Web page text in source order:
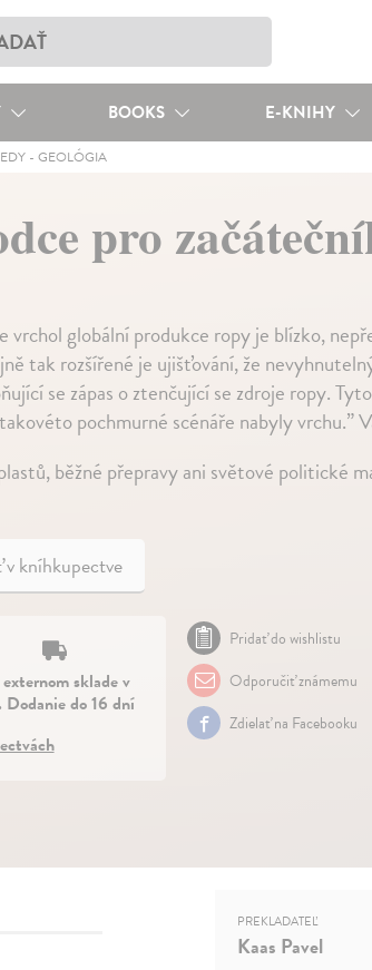
BOOKS E-KNIHY
- GEOLÓGIA
pro
vrchol globální produkce ropy je blízko,
tak rozšířené je ujišťování, že
se zápas o ztenčující se zdroje ropy.
pochmurné scénáře nabyly vrchu.”
běžné přepravy ani světové politické
v kníhkupectve
sklade v
Dodanie do 16 dní
Pridať do wishlistu
Odporučiť známemu
Zdielať na Facebooku
PREKLADATEĽ
Kaas Pavel